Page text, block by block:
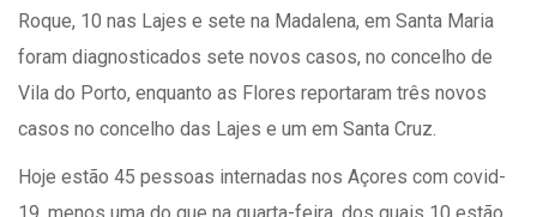
Roque, 10 nas Lajes e sete na Madalena, em Santa Maria
foram diagnosticados sete novos casos, no concelho de
Vila do Porto, enquanto as Flores reportaram três novos
casos no concelho das Lajes e um em Santa Cruz.
Hoje estão 45 pessoas internadas nos Açores com covid-